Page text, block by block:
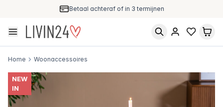
Betaal achteraf of in 3 termijnen
Home Woonaccessoires
NEW
IN